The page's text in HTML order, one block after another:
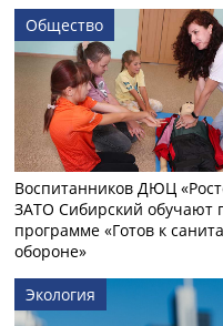
Общество
Воспитанников ДЮЦ
ЗАТО Сибирский обучают
программе «Готов к
обороне»
Экология